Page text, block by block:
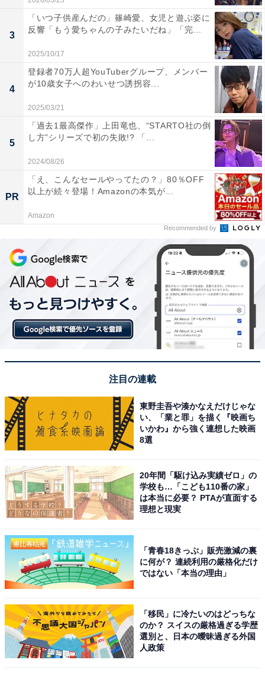
3
「いつ子供産んだの」篠崎愛、女児と遊ぶ姿に
反響「もう愛ちゃんの子みたいだね」「完...
2025/10/17
4
登録者70万人超YouTuberグループ、メンバー
が10歳女子へのわいせつ誘拐容...
2025/03/21
5
「過去1最高傑作」上田竜也、“STARTO社の倒
し方”シリーズで初の失敗!? 「...
2024/08/26
PR
「え、こんなセールやってたの？」80％OFF
以上が続々登場！Amazonの本気が...
Amazon
Recommended by
注目の連載
東野圭吾や湊かなえだけじゃな
い、「業と罪」を描く『映画ち
いかわ』から強く連想した映画
8選
20年間「駆け込み実績ゼロ」の
学校も…「こども110番の家」
は本当に必要？ PTAが直面する
理想と現実
「青春18きっぷ」販売激減の裏
に何が？ 連続利用の厳格化だけ
ではない「本当の理由」
「移民」に冷たいのはどっちな
のか？ スイスの厳格過ぎる学歴
選別と、日本の曖昧過ぎる外国
人政策